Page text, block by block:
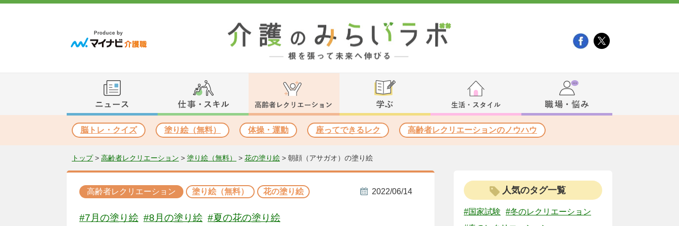
脳トレ・クイズ 塗り絵（無料） 体操・運動 座ってできるレク 高齢者レクリエーションのノウハウ
トップ> 高齢者レクリエーション > 塗り絵（無料） > 花の塗り絵 > 朝顔（アサガオ）の塗り絵
高齢者レクリエーション 塗り絵（無料） 花の塗り絵 2022/06/14
#7月の塗り絵 #8月の塗り絵 #夏の花の塗り絵
人気のタグ一覧
#国家試験
#冬のレクリエーション